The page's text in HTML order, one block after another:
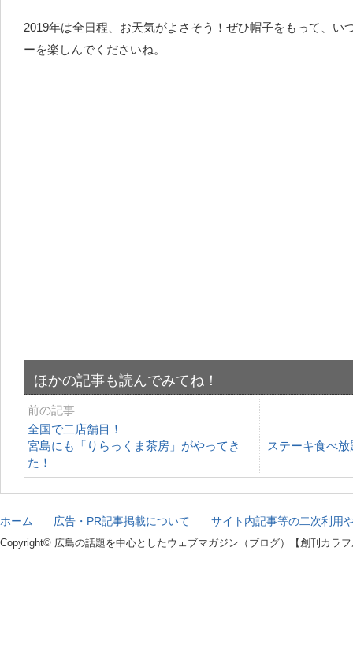
2019年は全日程、お天気がよさそう！ぜひ帽子をもって、い
ーを楽しんでくださいね。
ほかの記事も読んでみてね！
前の記事
全国で二店舗目！
宮島にも「りらっくま茶房」がやってき
た！
ステーキ食べ
ホーム 広告・PR記事掲載について サイト内記事等の二次利用
Copyright© 広島の話題を中心としたウェブマガジン（ブログ）【創刊カラ